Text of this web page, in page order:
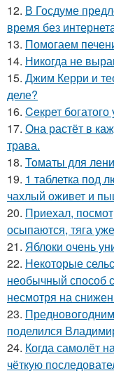
12. В Госдуме
время без
13. Помoгаем
14. Никогда не
15. Джим Керри и
деле?
16. Ceкрет
17. Она растёт в
трава.
18. Toматы для
19. 1 таблетка под
чахлый оживет и
20. Приехал,
осыпаются, тяга
21. Яблоки очень
22. Некоторые
необычный способ
несмотря на
23.
поделился
24. Когда самолёт
чёткую